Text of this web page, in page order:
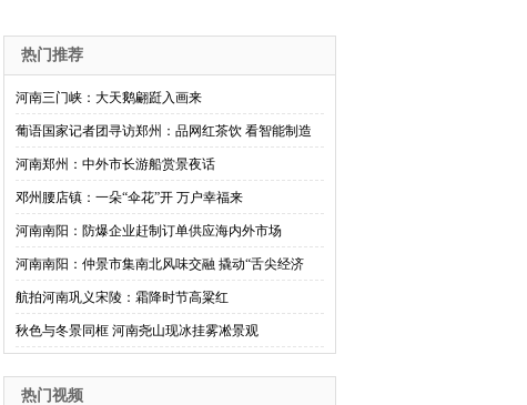
热门推荐
河南三门峡：大天鹅翩跹入画来
葡语国家记者团寻访郑州：品网红茶饮 看智能制造
河南郑州：中外市长游船赏景夜话
邓州腰店镇：一朵“伞花”开 万户幸福来
河南南阳：防爆企业赶制订单供应海内外市场
河南南阳：仲景市集南北风味交融 撬动“舌尖经济
航拍河南巩义宋陵：霜降时节高粱红
秋色与冬景同框 河南尧山现冰挂雾凇景观
热门视频